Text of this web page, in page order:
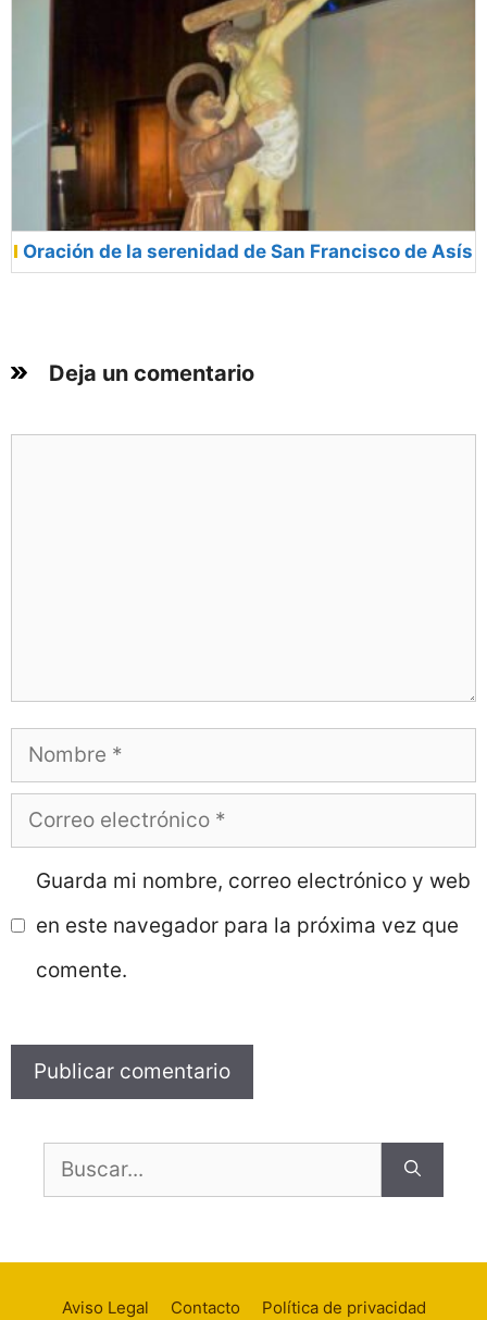
Oración de la serenidad de San Francisco de Asís
Deja un comentario
Nombre
Correo
Guarda mi nombre, correo electrónico y web
en este navegador para la próxima vez que
comente.
Buscar:
Aviso Legal Contacto Política de privacidad